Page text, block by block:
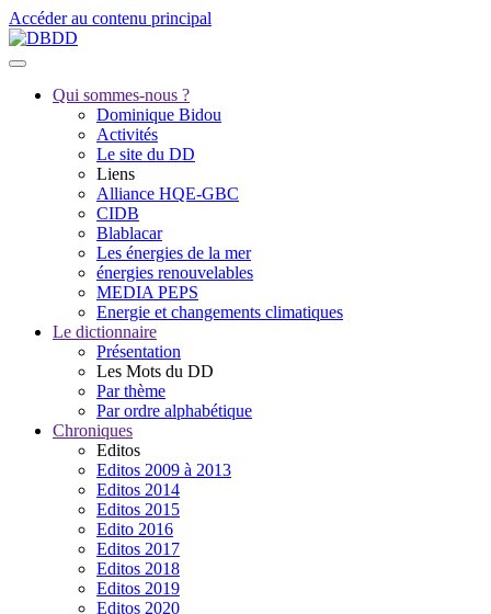
Accéder au contenu principal
Qui sommes-nous ?
Dominique Bidou
Activités
Le site du DD
Liens
Alliance HQE-GBC
CIDB
Blablacar
Les énergies de la mer
énergies renouvelables
MEDIA PEPS
Energie et changements climatiques
Le dictionnaire
Présentation
Les Mots du DD
Par thème
Par ordre alphabétique
Chroniques
Editos
Editos 2009 à 2013
Editos 2014
Editos 2015
Edito 2016
Editos 2017
Editos 2018
Editos 2019
Editos 2020